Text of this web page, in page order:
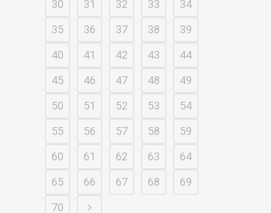
30
31 32 33
34
35
36 37 38
39
40
41 42 43
44
45
46 47 48
49
50
51 52 53
54
55
56 57 58
59
60
61 62 63
64
65
66 67 68
69
70